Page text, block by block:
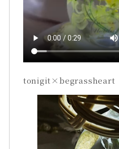
tonigit×begrassheart